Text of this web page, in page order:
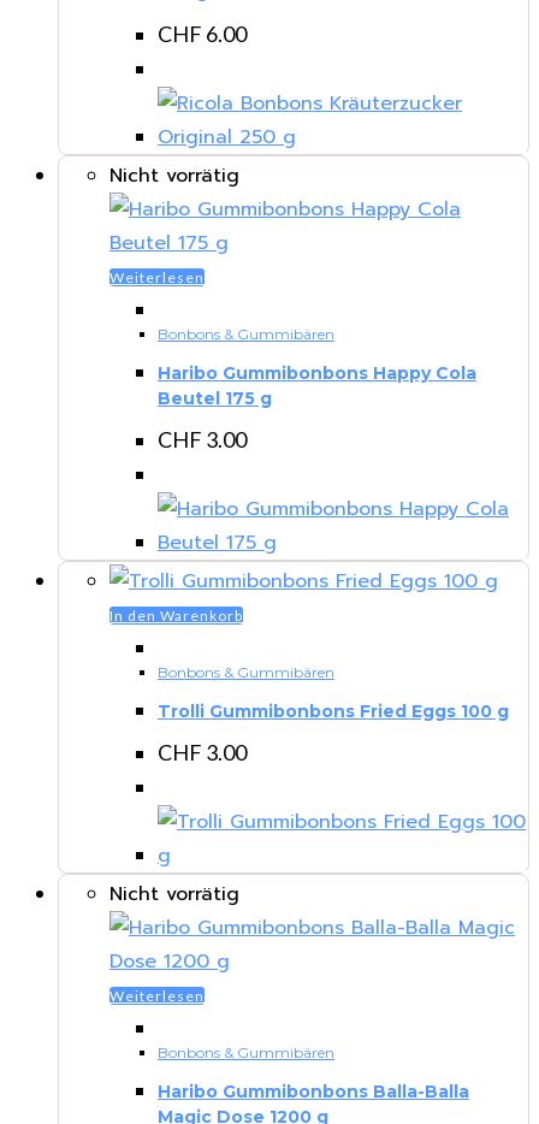
CHF 6.00
Nicht vorrätig
Weiterlesen
Bonbons & Gummibären
Haribo Gummibonbons Happy Cola
Beutel 175 g
CHF 3.00
In den Warenkorb
Bonbons & Gummibären
Trolli Gummibonbons Fried Eggs 100 g
CHF 3.00
Nicht vorrätig
Weiterlesen
Bonbons & Gummibären
Haribo Gummibonbons Balla-Balla
Magic Dose 1200 g